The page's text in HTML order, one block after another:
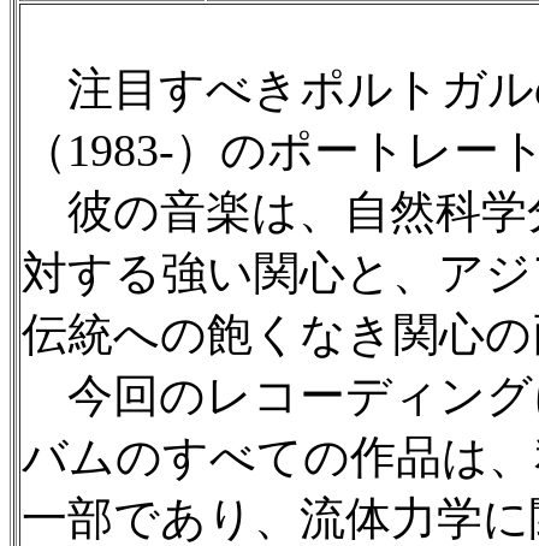
注目すべきポルトガ
（1983-）のポートレー
彼の音楽は、自然科学
対する強い関心と、ア
伝統への飽くなき関心
今回のレコーディン
バムのすべての作品は
一部であり、流体力学